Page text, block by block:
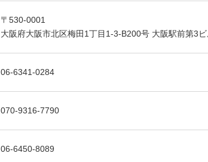
〒530-0001
大阪府大阪市北区梅田1丁目1-3-B200号 大阪駅前第3
06-6341-0284
070-9316-7790
06-6450-8089